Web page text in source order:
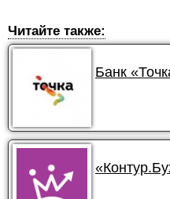
Читайте также:
Банк